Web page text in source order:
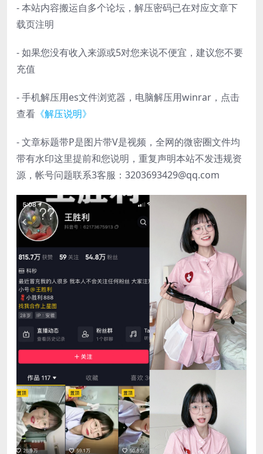
- 本站内容搬运自多个论坛，解压密码已在对应文章下
载页注明
- 如果您没有收入来源或5对您来说不便宜，建议您不要
充值
- 手机解压用es文件浏览器，电脑解压用winrar，点击
查看 《解压说明》
- 文章标题带P是图片带V是视频，全网的微密圈文件均
带有水印这里提前和您说明，重复声明本站不发违规资
源，帐号问题联系3客服：3203693429@qq.com